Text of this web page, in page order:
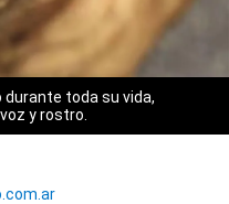
durante toda su vida,
y rostro.